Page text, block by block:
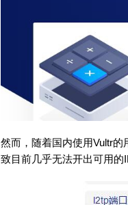
然而，随着国内使用Vultr
致目前几乎无法开出可用的